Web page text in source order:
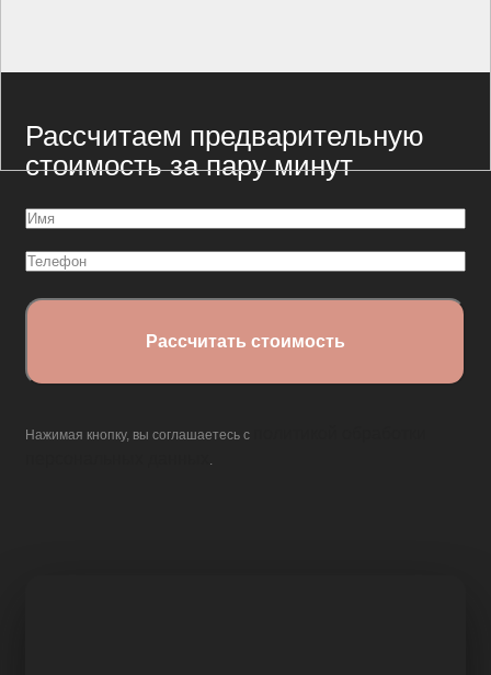
Рассчитаем предварительную
стоимость за пару минут
Имя
Телефон
Нажимая кнопку, вы соглашаетесь с
.